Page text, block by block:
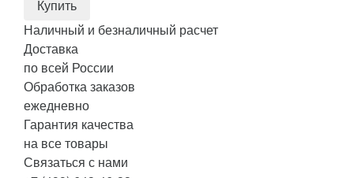
Наличный и безналичный расчет
Доставка
по всей России
Обработка заказов
ежедневно
Гарантия качества
на все товары
Связаться с нами